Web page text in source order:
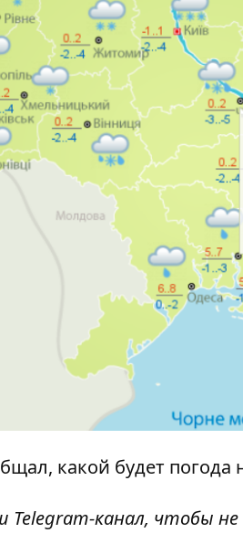
какой будет погода
Telegram-канал, чтобы